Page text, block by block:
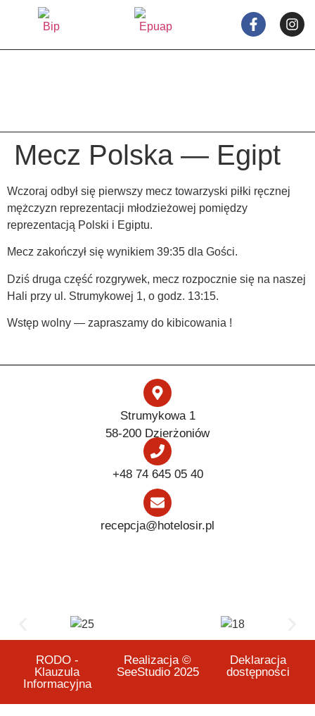
Mecz Polska — Egipt
Wczoraj odbył się pierwszy mecz towarzyski piłki ręcznej
mężczyzn reprezentacji młodzieżowej pomiędzy
reprezentacją Polski i Egiptu.
Mecz zakończył się wynikiem 39:35 dla Gości.
Dziś druga część rozgrywek, mecz rozpocznie się na naszej
Hali przy ul. Strumykowej 1, o godz. 13:15.
Wstęp wolny — zapraszamy do kibicowania !
Strumykowa 1
58-200 Dzierżoniów
+48 74 645 05 40
recepcja@hotelosir.pl
RODO -
Klauzula
Informacyjna
Realizacja ©
SeeStudio 2025
Deklaracja
dostępności